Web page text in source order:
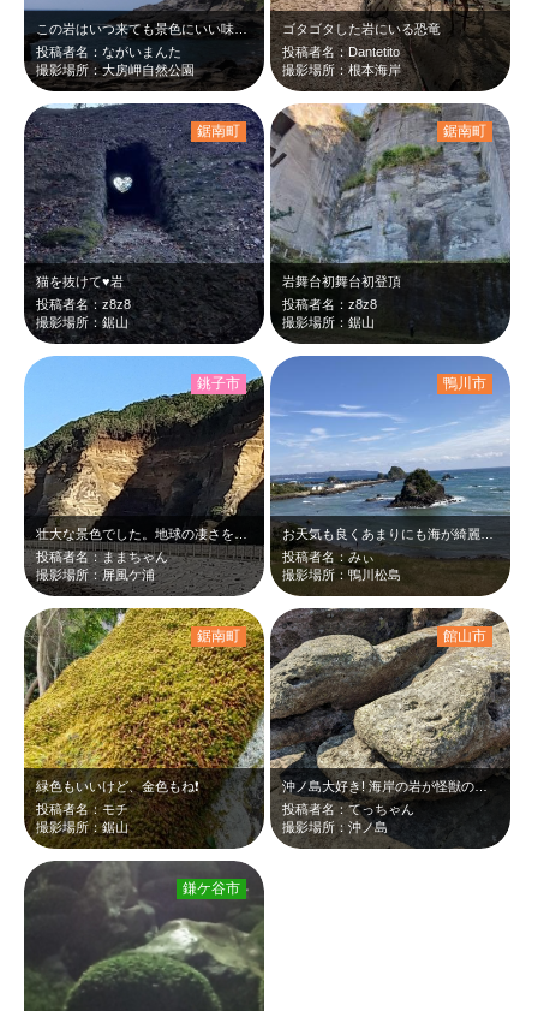
この岩はいつ来ても景色にいい味を出してます。
投稿者名：ながいまんた
撮影場所：大房岬自然公園
ゴタゴタした岩にいる恐竜
投稿者名：Dantetito
撮影場所：根本海岸
猫を抜けて♥岩
投稿者名：z8z8
撮影場所：鋸山
鋸南町
岩舞台初舞台初登頂
投稿者名：z8z8
撮影場所：鋸山
鋸南町
壮大な景色でした。地球の凄さを感じました。
投稿者名：ままちゃん
撮影場所：屏風ケ浦
銚子市
お天気も良くあまりにも海が綺麗なのでほんの少し車を停めて写メしました。
投稿者名：みぃ
撮影場所：鴨川松島
鴨川市
緑色もいいけど、金色もね❗️
投稿者名：モチ
撮影場所：鋸山
鋸南町
沖ノ島大好き! 海岸の岩が怪獣のようでした。
投稿者名：てっちゃん
撮影場所：沖ノ島
館山市
鎌ケ谷市